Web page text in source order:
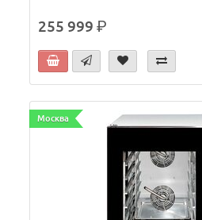
255 999р.
Москва